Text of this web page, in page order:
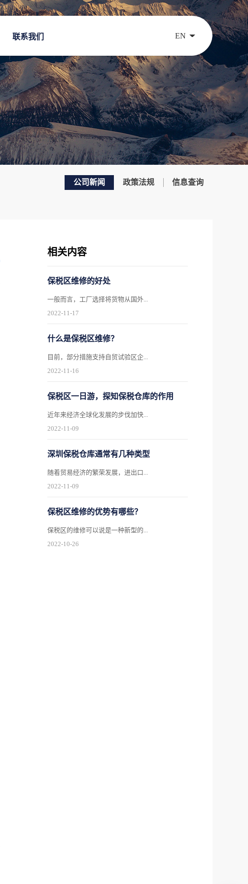
联系我们 EN
公司新闻 政策法规 信息查询
相关内容
保税区维修的好处
一般而言，工厂选择将货物从国外...
2022-11-17
什么是保税区维修？
目前，部分措施支持自贸试验区企...
2022-11-16
保税区一日游，探知保税仓库的作用
近年来经济全球化发展的步伐加快...
2022-11-09
深圳保税仓库通常有几种类型
随着贸易经济的繁荣发展，进出口...
2022-11-09
保税区维修的优势有哪些？
保税区的维修可以说是一种新型的...
2022-10-26